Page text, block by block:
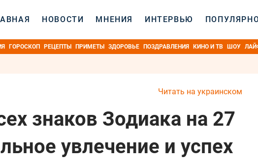
НОВОСТИ МНЕНИЯ ИНТЕРВЬЮ
ГОРОСКОП РЕЦЕПТЫ ПРИМЕТЫ ЗДОРОВЬЕ ПОЗДРАВЛЕНИЯ КИНО И ТВ ШОУ
Читать на украинском
знаков Зодиака на 27
увлечение и успех